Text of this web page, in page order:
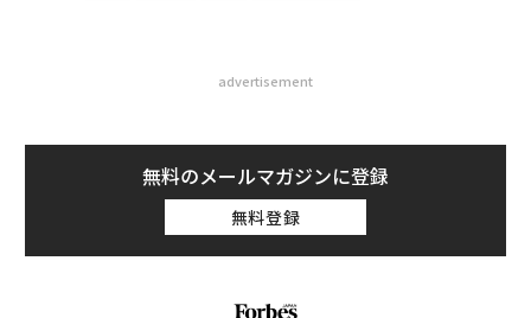
advertisement
無料のメールマガジンに登録
無料登録